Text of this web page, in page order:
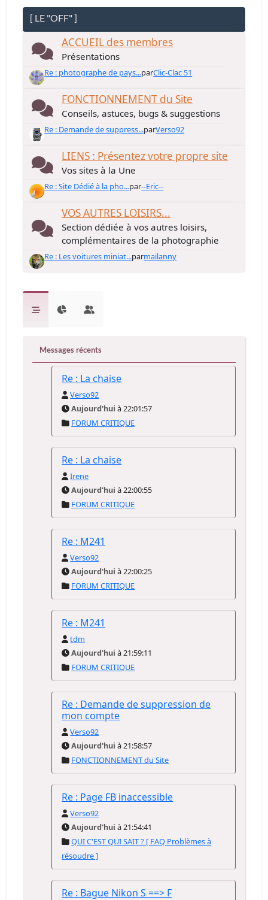
[ LE "OFF" ]
ACCUEIL des membres
Présentations
Re : photographe de pays...parClic-Clac 51
FONCTIONNEMENT du Site
Conseils, astuces, bugs & suggestions
Re : Demande de suppress...parVerso92
LIENS : Présentez votre propre site
Vos sites à la Une
Re : Site Dédié à la pho...par--Eric--
VOS AUTRES LOISIRS...
Section dédiée à vos autres loisirs,
complémentaires de la photographie
Re : Les voitures miniat...parmailanny
Messages récents
Re : La chaise
Verso92
Aujourd'hui à 22:01:57
FORUM CRITIQUE
Re : La chaise
Irene
Aujourd'hui à 22:00:55
FORUM CRITIQUE
Re : M241
Verso92
Aujourd'hui à 22:00:25
FORUM CRITIQUE
Re : M241
tdm
Aujourd'hui à 21:59:11
FORUM CRITIQUE
Re : Demande de suppression de
mon compte
Verso92
Aujourd'hui à 21:58:57
FONCTIONNEMENT du Site
Re : Page FB inaccessible
Verso92
Aujourd'hui à 21:54:41
QUI C'EST QUI SAIT ? [ FAQ Problèmes à
résoudre ]
Re : Bague Nikon S ==> F